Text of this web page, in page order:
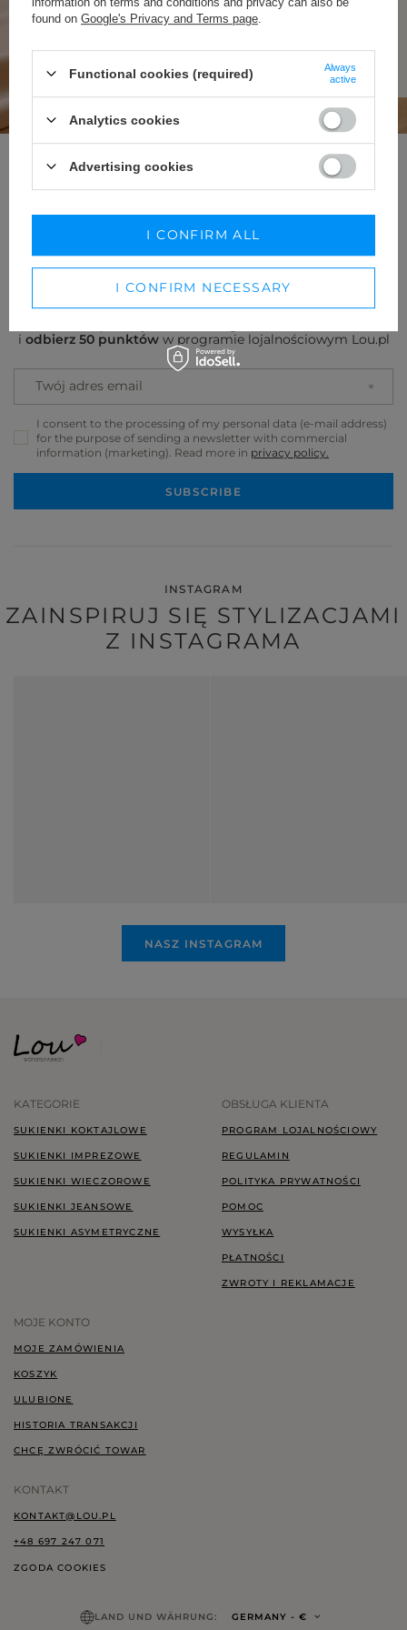
mit Respekt vor dem Prozess.
MEHR ÜBER UNS ERFAHREN
SIEBIE
i odbierz 50 punktóww programie lojalnościowym Lou.pl
Twój adres email
I consent to the processing of my personal data (e-mail address)
for the purpose of sending a newsletter with commercial
information (marketing). Read more in privacy policy.
SUBSCRIBE
INSTAGRAM
ZAINSPIRUJ SIĘ STYLIZACJAMI
Z INSTAGRAMA
NASZ INSTAGRAM
KATEGORIE
SUKIENKI KOKTAJLOWE
SUKIENKI IMPREZOWE
SUKIENKI WIECZOROWE
SUKIENKI JEANSOWE
SUKIENKI ASYMETRYCZNE
OBSŁUGA KLIENTA
PROGRAM LOJALNOŚCIOWY
REGULAMIN
POLITYKA PRYWATNOŚCI
POMOC
WYSYŁKA
PŁATNOŚCI
ZWROTY I REKLAMACJE
MOJE KONTO
MOJE ZAMÓWIENIA
KOSZYK
ULUBIONE
HISTORIA TRANSAKCJI
CHCĘ ZWRÓCIĆ TOWAR
KONTAKT
KONTAKT@LOU.PL
+48 697 247 071
ZGODA COOKIES
LAND UND WÄHRUNG: GERMANY - €
found on Google's Privacy and Terms page
Functional cookies (required)
Always
active
Analytics cookies
Advertising cookies
I CONFIRM NECESSARY
I CONFIRM ALL